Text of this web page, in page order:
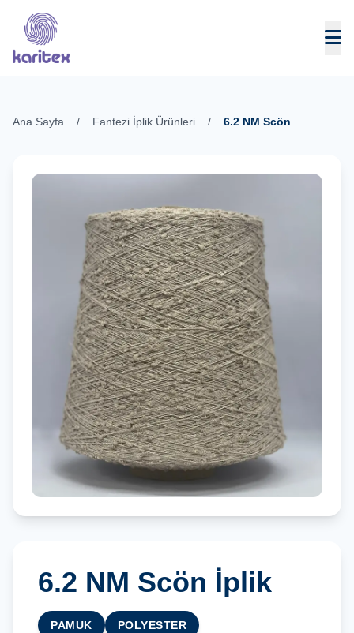
Skip to content
Ana Sayfa / Fantezi İplik Ürünleri / 6.2 NM Scön
6.2 NM Scön İplik
PAMUK POLYESTER